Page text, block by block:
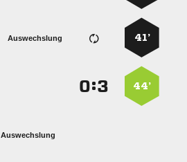
41’
Auswechslung
44’
:
Auswechslung